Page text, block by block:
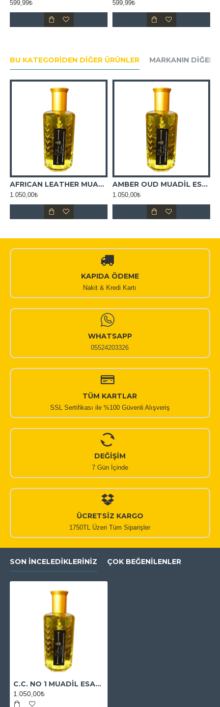
599,99₺ 599,99₺
BU KATEGORIDEN DIĞER ÜRÜNLER MARKANIN DIĞER
AFRICAN LEATHER MUADİL ESANS
1.050,00₺
AMBER OUD MUADİL ESANS
1.050,00₺
KAPIDA ÖDEME
Nakit & Kredi Kartı
WHATSAPP
05524203326
TÜM KARTLAR
SSL Sertifikası ile %100 Güvenli Alışveriş
DEĞİŞİM
7 Gün İçinde
ÜCRETSİZ KARGO
1750TL Üzeri Tüm Siparişler
SON İNCELEDIKLERINIZ ÇOK BEĞENILENLER
C.C. NO 1 MUADİL ESANS
1.050,00₺